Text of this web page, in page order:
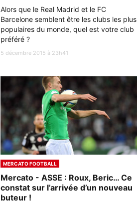
Alors que le Real Madrid et le FC
Barcelone semblent être les clubs les plus
populaires du monde, quel est votre club
préféré ?
5 décembre 2015 à 23h41
MERCATO FOOTBALL
Mercato - ASSE : Roux, Beric… Ce
constat sur l’arrivée d’un nouveau
buteur !